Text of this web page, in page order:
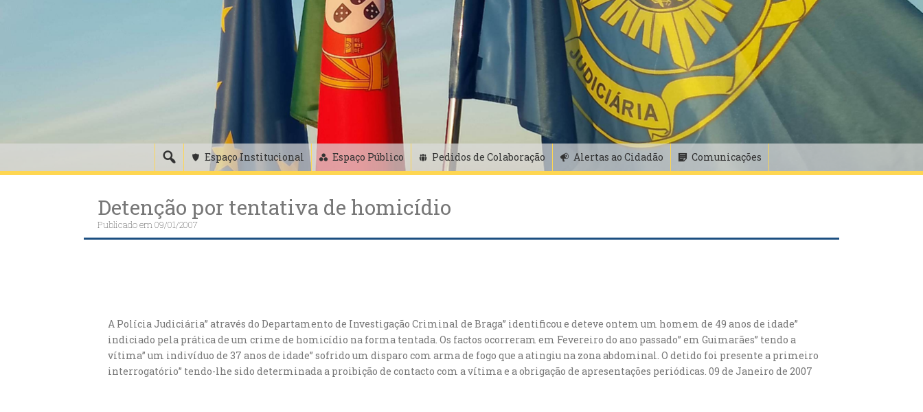
Espaço Institucional Espaço Público Pedidos de Colaboração Alertas ao Cidadão Comunicações
Detenção por tentativa de homicídio
Publicado em09/01/2007
A Polícia Judiciária” através do Departamento de Investigação Criminal de Braga” identificou e deteve ontem um homem de 49 anos de idade”
indiciado pela prática de um crime de homicídio na forma tentada. Os factos ocorreram em Fevereiro do ano passado” em Guimarães” tendo a
vítima” um indivíduo de 37 anos de idade” sofrido um disparo com arma de fogo que a atingiu na zona abdominal. O detido foi presente a primeiro
interrogatório” tendo-lhe sido determinada a proibição de contacto com a vítima e a obrigação de apresentações periódicas. 09 de Janeiro de 2007